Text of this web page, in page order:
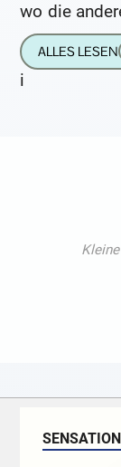
wo die
eine geteilte
ALLES LESEN
i